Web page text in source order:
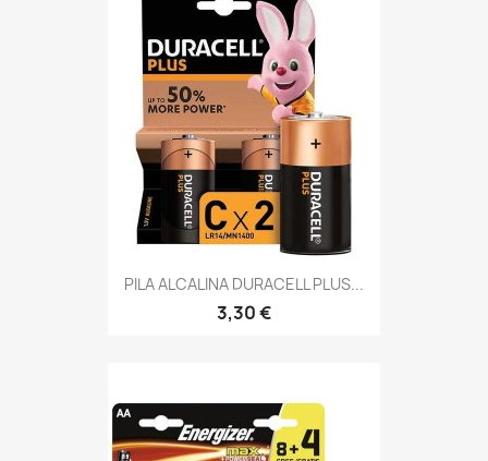
PILA ALCALINA DURACELL PLUS...
3,30 €